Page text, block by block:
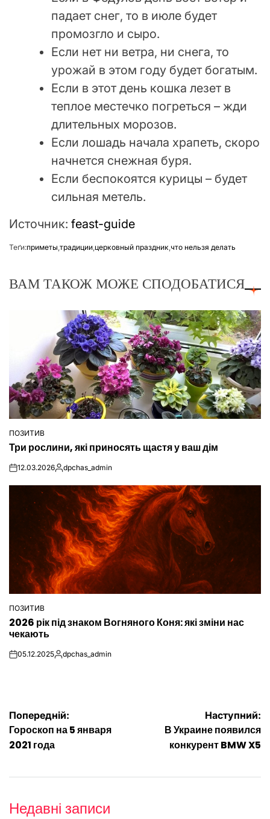
падает снег, то в июле будет
промозгло и сыро.
Если нет ни ветра, ни снега, то
урожай в этом году будет богатым.
Если в этот день кошка лезет в
теплое местечко погреться – жди
длительных морозов.
Если лошадь начала храпеть, скоро
начнется снежная буря.
Если беспокоятся курицы – будет
сильная метель.
Источник: feast-guide
Теґи:приметы традиции церковный праздник что нельзя делать
ВАМ ТАКОЖ МОЖЕ СПОДОБАТИСЯ
ОПУБЛІКУВАТИ
ПОЗИТИВ
Три рослини, які приносять щастя у ваш дім
on12.03.2026Опубліковано
dpchas_admin
ОПУБЛІКУВАТИ
У
ПОЗИТИВ
2026 рік під знаком Вогняного Коня: які зміни нас
чекають
on05.12.2025Опубліковано
dpchas_admin
Навігація
записів
Попередній:
Гороскоп на 5 января
2021 года
Наступний:
В Украине появился
конкурент BMW X5
Недавні записи